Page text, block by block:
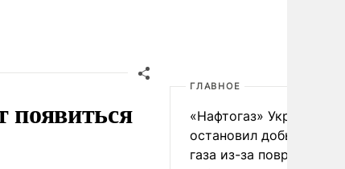
ГЛАВНОЕ
«Нафтогаз» Украины
остановил добычу
газа из-за повреждения